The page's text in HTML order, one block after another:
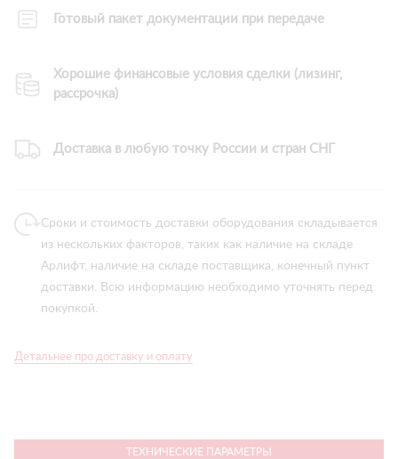
Готовый пакет документации при передаче
Хорошие финансовые условия сделки (лизинг,
рассрочка)
Доставка в любую точку России и стран СНГ
Сроки и стоимость доставки оборудования складывается
из нескольких факторов, таких как наличие на складе
Арлифт, наличие на складе поставщика, конечный пункт
доставки. Всю информацию необходимо уточнять перед
покупкой.
Детальнее про доставку и оплату
ТЕХНИЧЕСКИЕ ПАРАМЕТРЫ